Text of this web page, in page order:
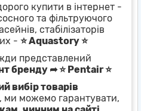
купити в інтернет -
та фільтруючого
стабілізаторів
- ⭐ Aquastory ⭐
представлений
бренду ➦ ⭐ Pentair ⭐
вибір товарів
, ми можемо гарантувати,